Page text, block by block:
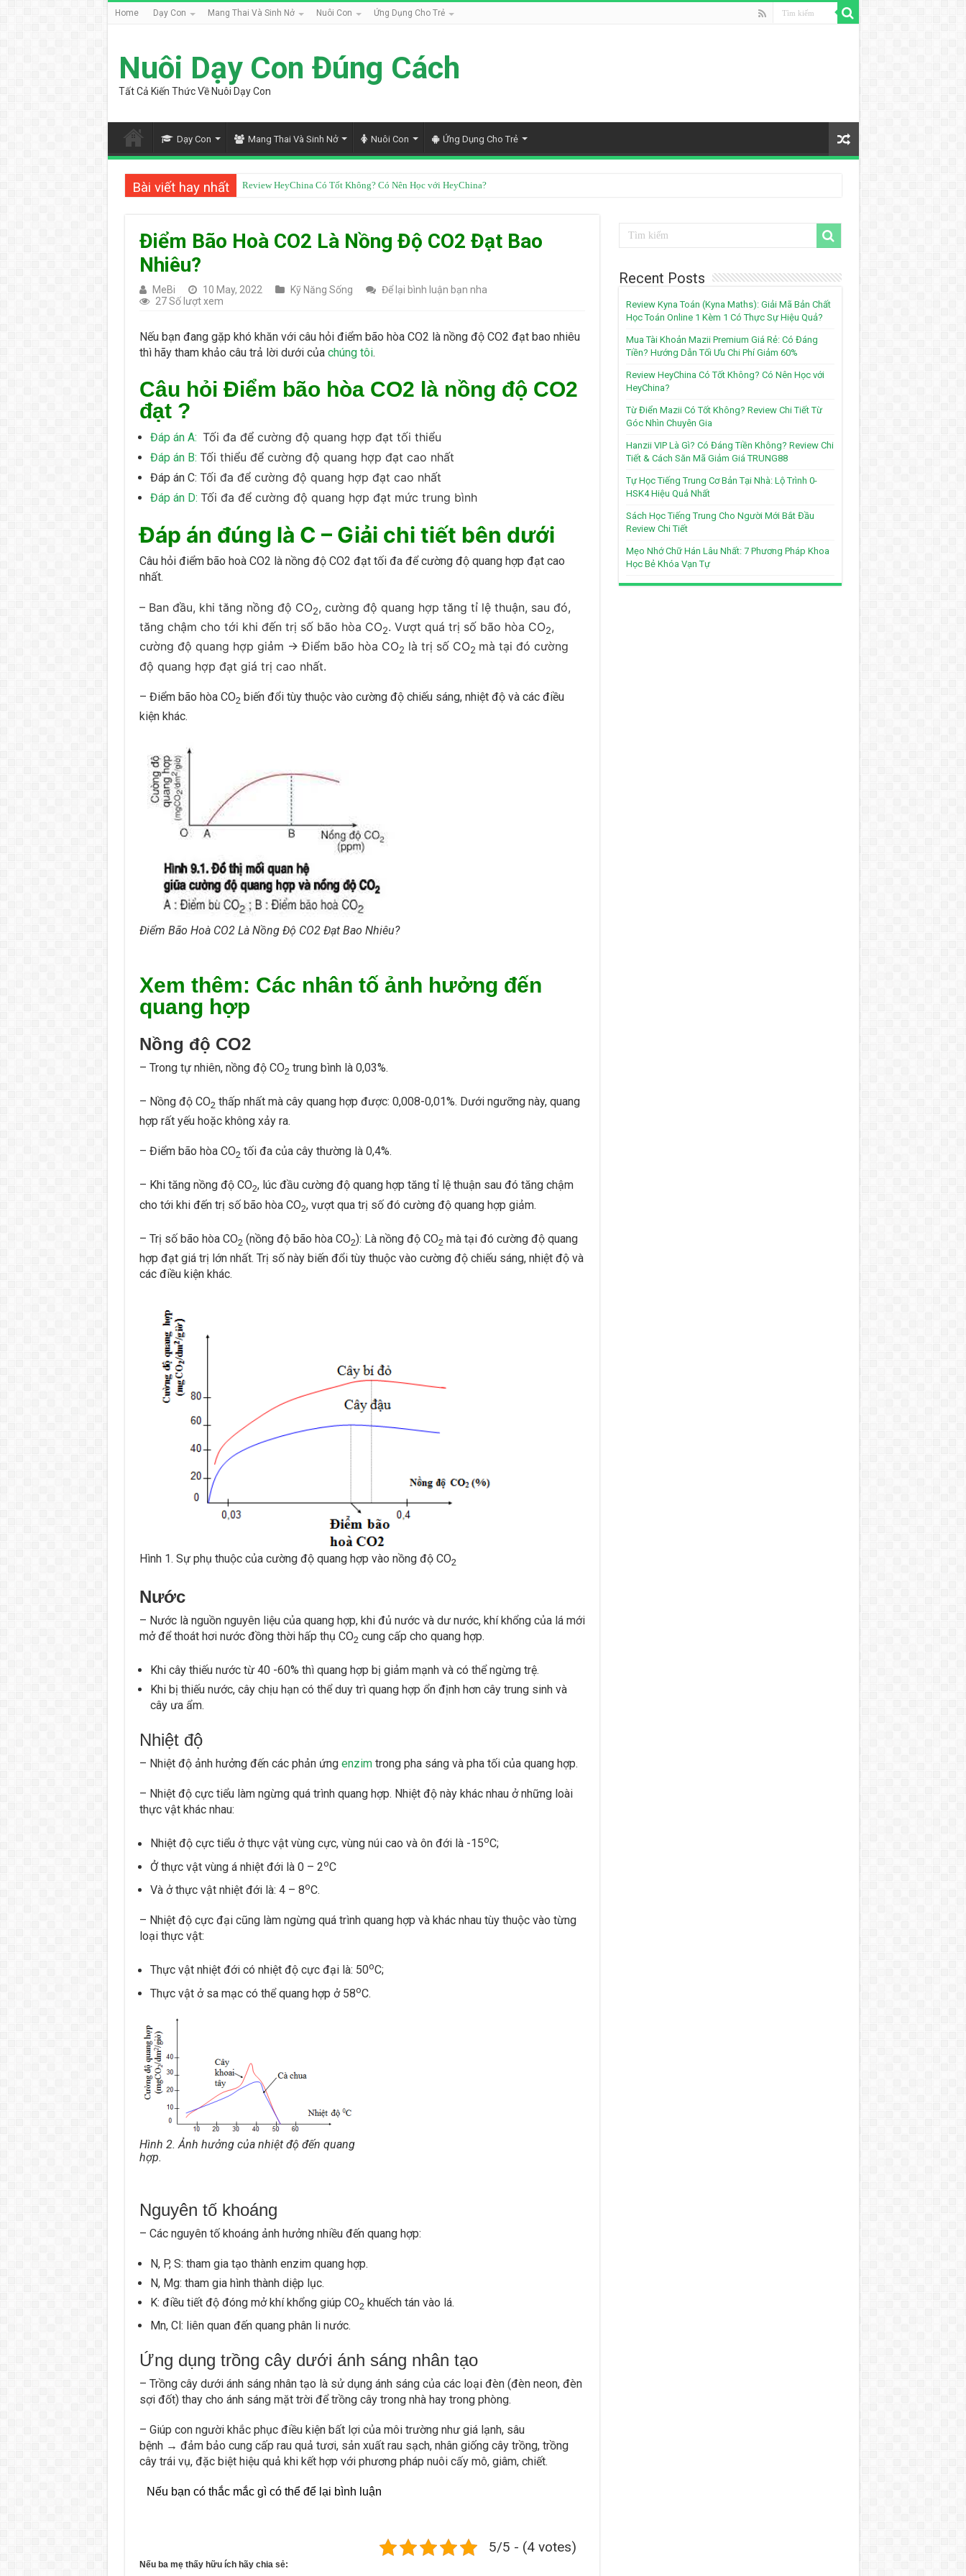
Home Dạy Con Mang Thai Và Sinh Nở Nuôi Con Ứng Dụng Cho Trẻ
Nuôi Dạy Con Đúng Cách
Tất Cả Kiến Thức Về Nuôi Dạy Con
Dạy Con Mang Thai Và Sinh Nở Nuôi Con Ứng Dụng Cho Trẻ
Bài viết hay nhất Từ Điển Mazii Có Tốt Không? Review Chi Tiết Từ Góc Nhìn Chuyên Gia
Điểm Bão Hoà CO2 Là Nồng Độ CO2 Đạt Bao
Nhiêu?
MeBi 10 May, 2022 Kỹ Năng Sống
Để lại bình luận bạn nha
27 Số lượt xem
Nếu bạn đang gặp khó khăn với câu hỏi điểm bão hòa CO2 là nồng độ CO2 đạt bao nhiêu
thì hãy tham khảo câu trả lời dưới của chúng tôi.
Câu hỏi Điểm bão hòa CO2 là nồng độ CO2
đạt ?
Đáp án A: Tối đa để cường độ quang hợp đạt tối thiểu
Đáp án B: Tối thiểu để cường độ quang hợp đạt cao nhất
Đáp án C: Tối đa để cường độ quang hợp đạt cao nhất
Đáp án D: Tối đa để cường độ quang hợp đạt mức trung bình
Đáp án đúng là C – Giải chi tiết bên dưới
Câu hỏi điểm bão hoà CO2 là nồng độ CO2 đạt tối đa để cường độ quang hợp đạt cao
nhất.
– Ban đầu, khi tăng nồng độ CO2, cường độ quang hợp tăng tỉ lệ thuận, sau đó,
tăng chậm cho tới khi đến trị số bão hòa CO2. Vượt quá trị số bão hòa CO2,
cường độ quang hợp giảm → Điểm bão hòa CO2 là trị số CO2 mà tại đó cường
độ quang hợp đạt giá trị cao nhất.
– Điểm bão hòa CO2 biến đổi tùy thuộc vào cường độ chiếu sáng, nhiệt độ và các điều
kiện khác.
Điểm Bão Hoà CO2 Là Nồng Độ CO2 Đạt Bao Nhiêu?
Xem thêm: Các nhân tố ảnh hưởng đến
quang hợp
Nồng độ CO2
– Trong tự nhiên, nồng độ CO2 trung bình là 0,03%.
– Nồng độ CO2 thấp nhất mà cây quang hợp được: 0,008-0,01%. Dưới ngưỡng này, quang
hợp rất yếu hoặc không xảy ra.
– Điểm bão hòa CO2 tối đa của cây thường là 0,4%.
– Khi tăng nồng độ CO2, lúc đầu cường độ quang hợp tăng tỉ lệ thuận sau đó tăng chậm
cho tới khi đến trị số bão hòa CO2, vượt qua trị số đó cường độ quang hợp giảm.
– Trị số bão hòa CO2 (nồng độ bão hòa CO2): Là nồng độ CO2 mà tại đó cường độ quang
hợp đạt giá trị lớn nhất. Trị số này biến đổi tùy thuộc vào cường độ chiếu sáng, nhiệt độ và
các điều kiện khác.
Hình 1. Sự phụ thuộc của cường độ quang hợp vào nồng độ CO2
Nước
– Nước là nguồn nguyên liệu của quang hợp, khi đủ nước và dư nước, khí khổng của lá mới
mở để thoát hơi nước đồng thời hấp thụ CO2 cung cấp cho quang hợp.
Khi cây thiếu nước từ 40 -60% thì quang hợp bị giảm mạnh và có thể ngừng trệ.
Khi bị thiếu nước, cây chịu hạn có thể duy trì quang hợp ổn định hơn cây trung sinh và
cây ưa ẩm.
Nhiệt độ
– Nhiệt độ ảnh hưởng đến các phản ứng enzimtrong pha sáng và pha tối của quang hợp.
– Nhiệt độ cực tiểu làm ngừng quá trình quang hợp. Nhiệt độ này khác nhau ở những loài
thực vật khác nhau:
Nhiệt độ cực tiểu ở thực vật vùng cực, vùng núi cao và ôn đới là -15oC;
Ở thực vật vùng á nhiệt đới là 0 – 2oC
Và ở thực vật nhiệt đới là: 4 – 8oC.
– Nhiệt độ cực đại cũng làm ngừng quá trình quang hợp và khác nhau tùy thuộc vào từng
loại thực vật:
Thực vật nhiệt đới có nhiệt độ cực đại là: 50oC;
Thực vật ở sa mạc có thể quang hợp ở 58oC.
Hình 2. Ảnh hưởng của nhiệt độ đến quang
hợp.
Nguyên tố khoáng
– Các nguyên tố khoáng ảnh hưởng nhiều đến quang hợp:
N, P, S: tham gia tạo thành enzim quang hợp.
N, Mg: tham gia hình thành diệp lục.
K: điều tiết độ đóng mở khí khổng giúp CO2 khuếch tán vào lá.
Mn, Cl: liên quan đến quang phân li nước.
Ứng dụng trồng cây dưới ánh sáng nhân tạo
– Trồng cây dưới ánh sáng nhân tạo là sử dụng ánh sáng của các loại đèn (đèn neon, đèn
sợi đốt) thay cho ánh sáng mặt trời để trồng cây trong nhà hay trong phòng.
– Giúp con người khắc phục điều kiện bất lợi của môi trường như giá lạnh, sâu
bệnh → đảm bảo cung cấp rau quả tươi, sản xuất rau sạch, nhân giống cây trồng, trồng
cây trái vụ, đặc biệt hiệu quả khi kết hợp với phương pháp nuôi cấy mô, giâm, chiết.
Nếu bạn có thắc mắc gì có thể để lại bình luận
5/5 - (4 votes)
Nếu ba mẹ thấy hữu ích hãy chia sẻ:
Recent Posts
Review Kyna Toán (Kyna Maths): Giải Mã Bản Chất
Học Toán Online 1 Kèm 1 Có Thực Sự Hiệu Quả?
Mua Tài Khoản Mazii Premium Giá Rẻ: Có Đáng
Tiền? Hướng Dẫn Tối Ưu Chi Phí Giảm 60%
Review HeyChina Có Tốt Không? Có Nên Học với
HeyChina?
Từ Điển Mazii Có Tốt Không? Review Chi Tiết Từ
Góc Nhìn Chuyên Gia
Hanzii VIP Là Gì? Có Đáng Tiền Không? Review Chi
Tiết & Cách Săn Mã Giảm Giá TRUNG88
Tự Học Tiếng Trung Cơ Bản Tại Nhà: Lộ Trình 0-
HSK4 Hiệu Quả Nhất
Sách Học Tiếng Trung Cho Người Mới Bắt Đầu
Review Chi Tiết
Mẹo Nhớ Chữ Hán Lâu Nhất: 7 Phương Pháp Khoa
Học Bẻ Khóa Vạn Tự